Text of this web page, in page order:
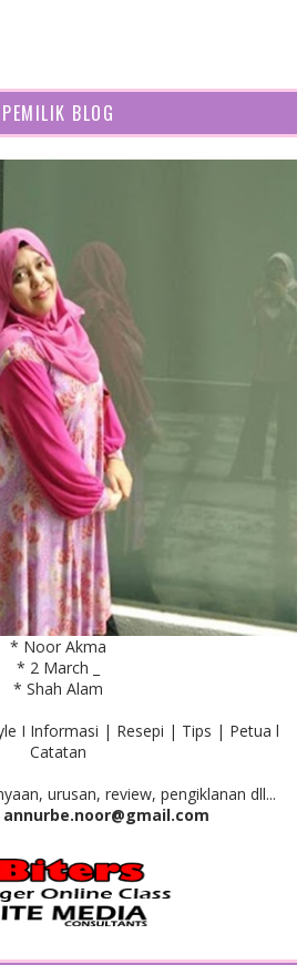
PEMILIK BLOG
* Noor Akma
* 2 March _
* Shah Alam
I Informasi | Resepi | Tips | Petua l
Catatan
urusan, review, pengiklanan dll...
annurbe.noor@gmail.com